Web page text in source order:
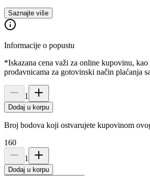
Saznajte više
Informacije o popustu
*Iskazana cena važi za online kupovinu,
prodavnicama za gotovinski način plaćanja
1
Dodaj u korpu
Broj bodova koji ostvarujete kupovinom
160
1
Dodaj u korpu